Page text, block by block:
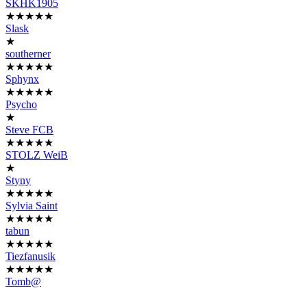
SKHK1905
★★★★★
Slask
★
southerner
★★★★★
Sphynx
★★★★★
Psycho
★
Steve FCB
★★★★★
STOLZ WeiB
★
Styny
★★★★★
Sylvia Saint
★★★★★
tabun
★★★★★
Tiezfanusik
★★★★★
Tomb@